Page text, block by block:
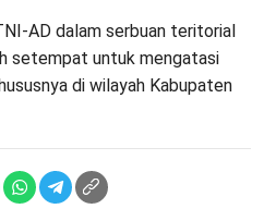
AD dalam serbuan teritorial
setempat untuk mengatasi
di wilayah Kabupaten